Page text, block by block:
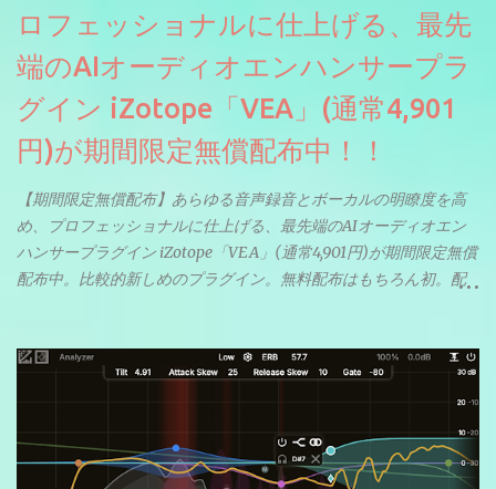
ロフェッショナルに仕上げる、最先
端のAIオーディオエンハンサープラ
グイン iZotope「VEA」(通常4,901
円)が期間限定無償配布中！！
【期間限定無償配布】あらゆる音声録音とボーカルの明瞭度を高
め、プロフェッショナルに仕上げる、最先端のAIオーディオエン
ハンサープラグイン iZotope「VEA」(通常4,901円)が期間限定無償
配布中。比較的新しめのプラグイン。無料配布はもちろん初。配